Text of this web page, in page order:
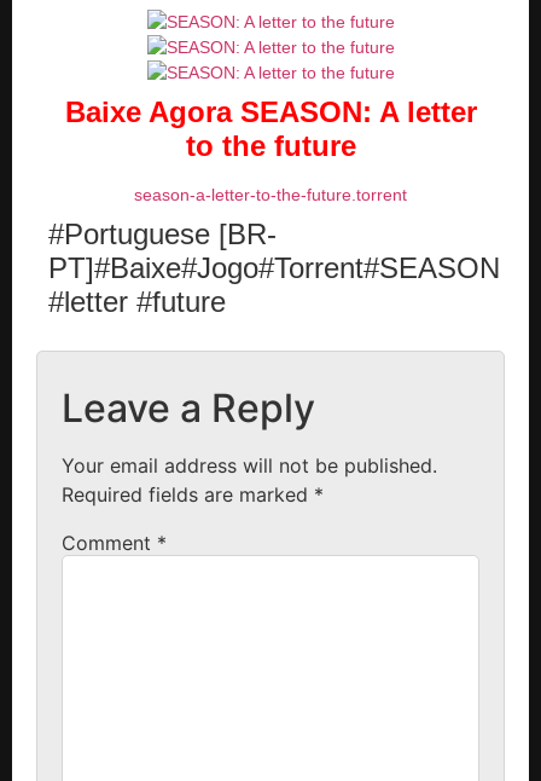
Baixe Agora SEASON: A letter
to the future
season-a-letter-to-the-future.torrent
#Portuguese [BR-
PT]#Baixe#Jogo#Torrent#SEASON
#letter #future
Leave a Reply
Your email address will not be published.
Required fields are marked *
Comment *